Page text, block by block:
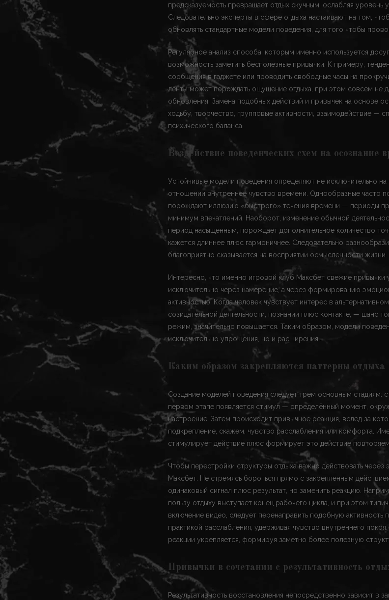
предсказуемость превращает отдых скучным, ослабляя уровень
Следовательно эксперты в сфере отдыха настаивают на том,
обновлять стандартные модели поведения, для того чтобы
Регулярное анализ способа, которым именно используется
возможность заметить бесполезные привычки. К примеру,
сообщения в гаджете или проводить свободные часы на
ленты может порождать ощущение отдыха, при этом совсем не
обновления. Замена подобных действий и привычек на основе
ходьбу, творчество, групповые активности, взаимодействие —
психического баланса.
Воздействие поведенческих схем на осознание
Устойчивые модели поведения определяют не исключительно
отношении внутреннее чувство времени. Однообразные часто
порождают иллюзию «быстрого» течения времени — периоды
минимум впечатлений. Наоборот, изменение обычной
период насыщенным, порождает дополнительное количество
кажется длиннее плюс гармоничнее. Следовательно
благоприятно сказывается на восприятии осмысленности жизни.
Интересно, что именно игровой клуб Максбет свежие привычки
исключительно через намерение, а через формированию
активностью. Когда человек чувствует интерес в
созидательной деятельности, познании плюс контакте, — шанс
режим, значительно повышается. Таким образом, модели
исключительно упрощения, но и расширения.
Каким образом закрепляются паттерны отдыха
Создание моделей поведения следует трем основным стадиям:
первом этапе появляется стимул — определённый момент,
настроение. Затем происходит привычное реакция, вслед за
подкрепление, скажем, чувство расслабления или комфорта.
стимулирует действие плюс формирует это действие
Чтобы перестройки структуры отдыха важно действовать через
Максбет. Не стремясь бороться прямо с закрепленным
одинаковый сигнал плюс результат, но заменить реакцию.
пользу отдыху выступает конец рабочего цикла, и при этом
включение видео, следует перенаправить подобную активность
практикой расслабления, удерживая чувство внутреннего
реакции укрепляется, формируя заметно более полезную
Привычки в сочетании с результативность
Результативность восстановления непосредственно зависит в